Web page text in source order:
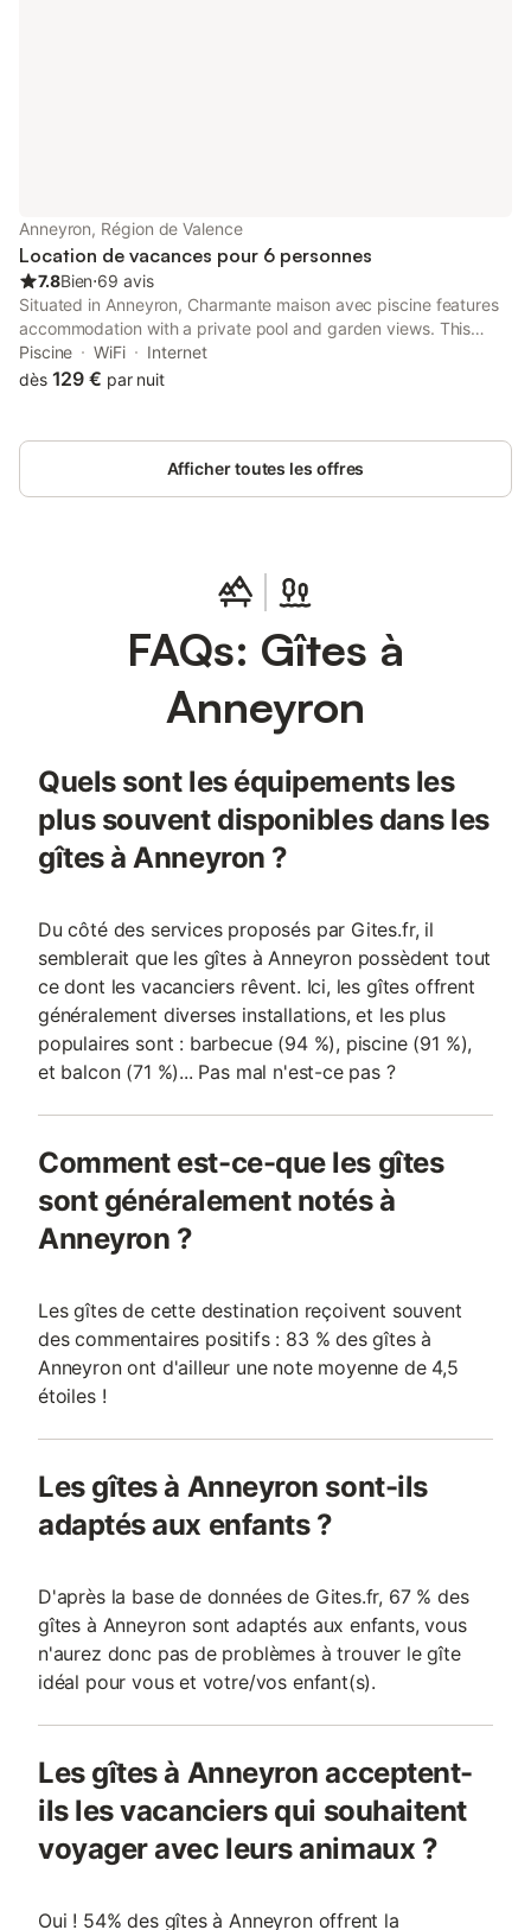
Anneyron, Région de Valence
Location de vacances pour 6 personnes
7.8Bien⋅69 avis
Situated in Anneyron, Charmante maison avec piscine features
accommodation with a private pool and garden views. This
property offers access to a terrace, free private parking and
free WiFi.
Piscine WiFi
Internet
dès 129 € par nuit
Afficher toutes les offres
FAQs: Gîtes à
Anneyron
Quels sont les équipements les
plus souvent disponibles dans les
gîtes à Anneyron ?
Du côté des services proposés par Gites.fr, il
semblerait que les gîtes à Anneyron possèdent tout
ce dont les vacanciers rêvent. Ici, les gîtes offrent
généralement diverses installations, et les plus
populaires sont : barbecue (94 %), piscine (91 %),
et balcon (71 %)... Pas mal n'est-ce pas ?
Comment est-ce-que les gîtes
sont généralement notés à
Anneyron ?
Les gîtes de cette destination reçoivent souvent
des commentaires positifs : 83 % des gîtes à
Anneyron ont d'ailleur une note moyenne de 4,5
étoiles !
Les gîtes à Anneyron sont-ils
adaptés aux enfants ?
D'après la base de données de Gites.fr, 67 % des
gîtes à Anneyron sont adaptés aux enfants, vous
n'aurez donc pas de problèmes à trouver le gîte
idéal pour vous et votre/vos enfant(s).
Les gîtes à Anneyron acceptent-
ils les vacanciers qui souhaitent
voyager avec leurs animaux ?
Oui ! 54% des gîtes à Anneyron offrent la